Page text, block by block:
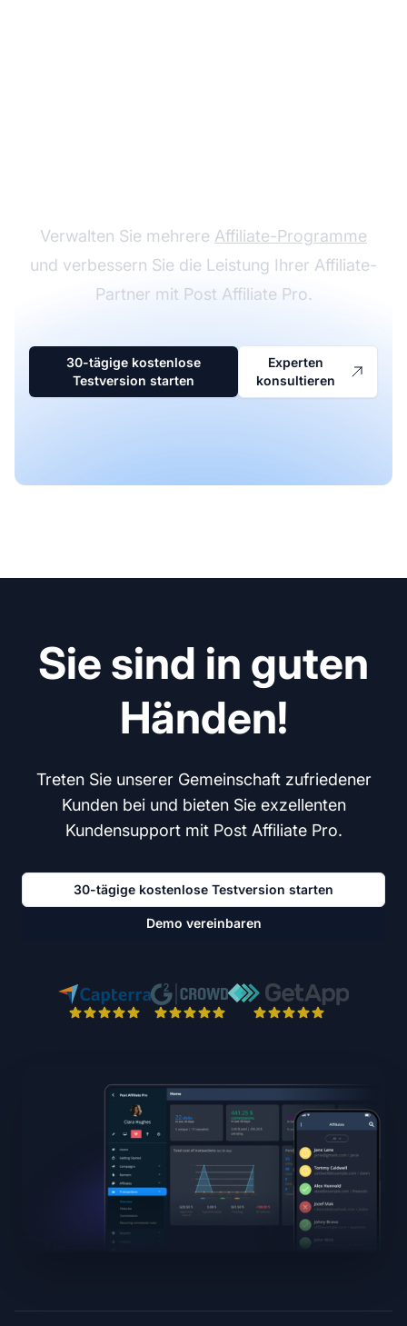
Verwalten Sie mehrere Affiliate-Programme
und verbessern Sie die Leistung Ihrer Affiliate-
Partner mit Post Affiliate Pro.
30-tägige kostenlose
Testversion starten
Experten
konsultieren
Sie sind in guten
Händen!
Treten Sie unserer Gemeinschaft zufriedener
Kunden bei und bieten Sie exzellenten
Kundensupport mit Post Affiliate Pro.
30-tägige kostenlose Testversion starten
Demo vereinbaren